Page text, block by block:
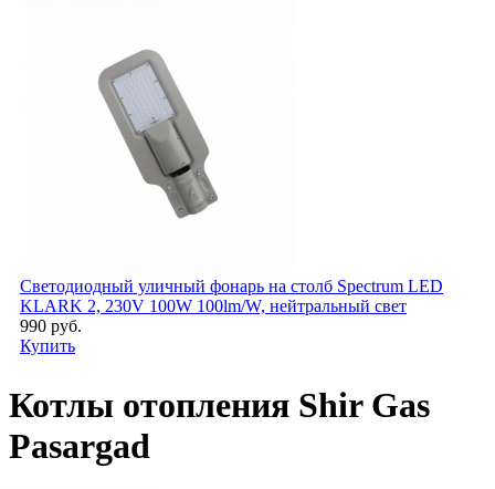
Светодиодный уличный фонарь на столб Spectrum LED
KLARK 2, 230V 100W 100lm/W, нейтральный свет
990 руб.
Купить
Котлы отопления Shir Gas
Pasargad